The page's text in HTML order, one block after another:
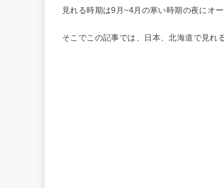
見れる時期は9月~4月の寒い時期の夜にオ
そこでこの記事では、日本、北海道で見れ